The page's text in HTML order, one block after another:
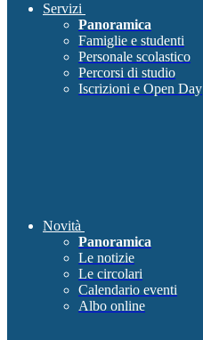
Servizi
Panoramica
Famiglie e studenti
Personale scolastico
Percorsi di studio
Iscrizioni e Open Day
Novità
Panoramica
Le notizie
Le circolari
Calendario eventi
Albo online